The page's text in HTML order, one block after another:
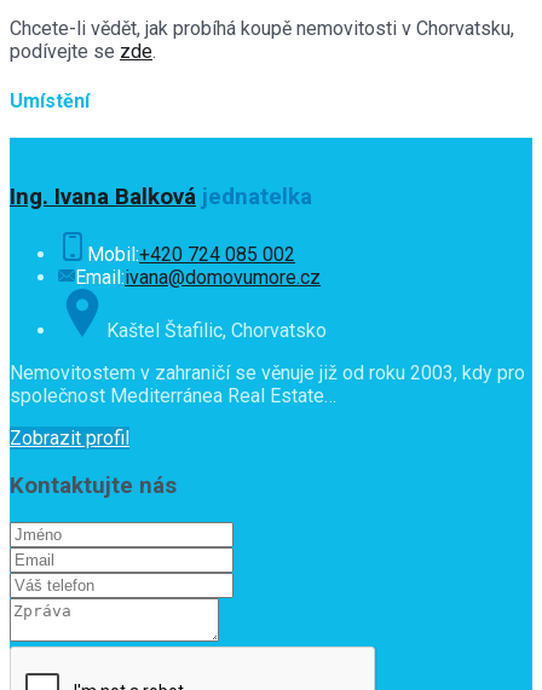
Chcete-li vědět, jak probíhá koupě nemovitosti v Chorvatsku,
podívejte se zde.
Umístění
Ing. Ivana Balková jednatelka
Mobil:+420 724 085 002
Email:ivana@domovumore.cz
Kaštel Štafilic, Chorvatsko
Nemovitostem v zahraničí se věnuje již od roku 2003, kdy pro
společnost Mediterránea Real Estate…
Zobrazit profil
Kontaktujte nás